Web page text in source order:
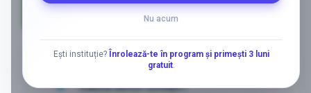
Nu acum
Ești instituție?
Înrolează-te în program și primești 3 luni
gratuit.
Vrei să ajungi la părinții care
caută activ soluții?